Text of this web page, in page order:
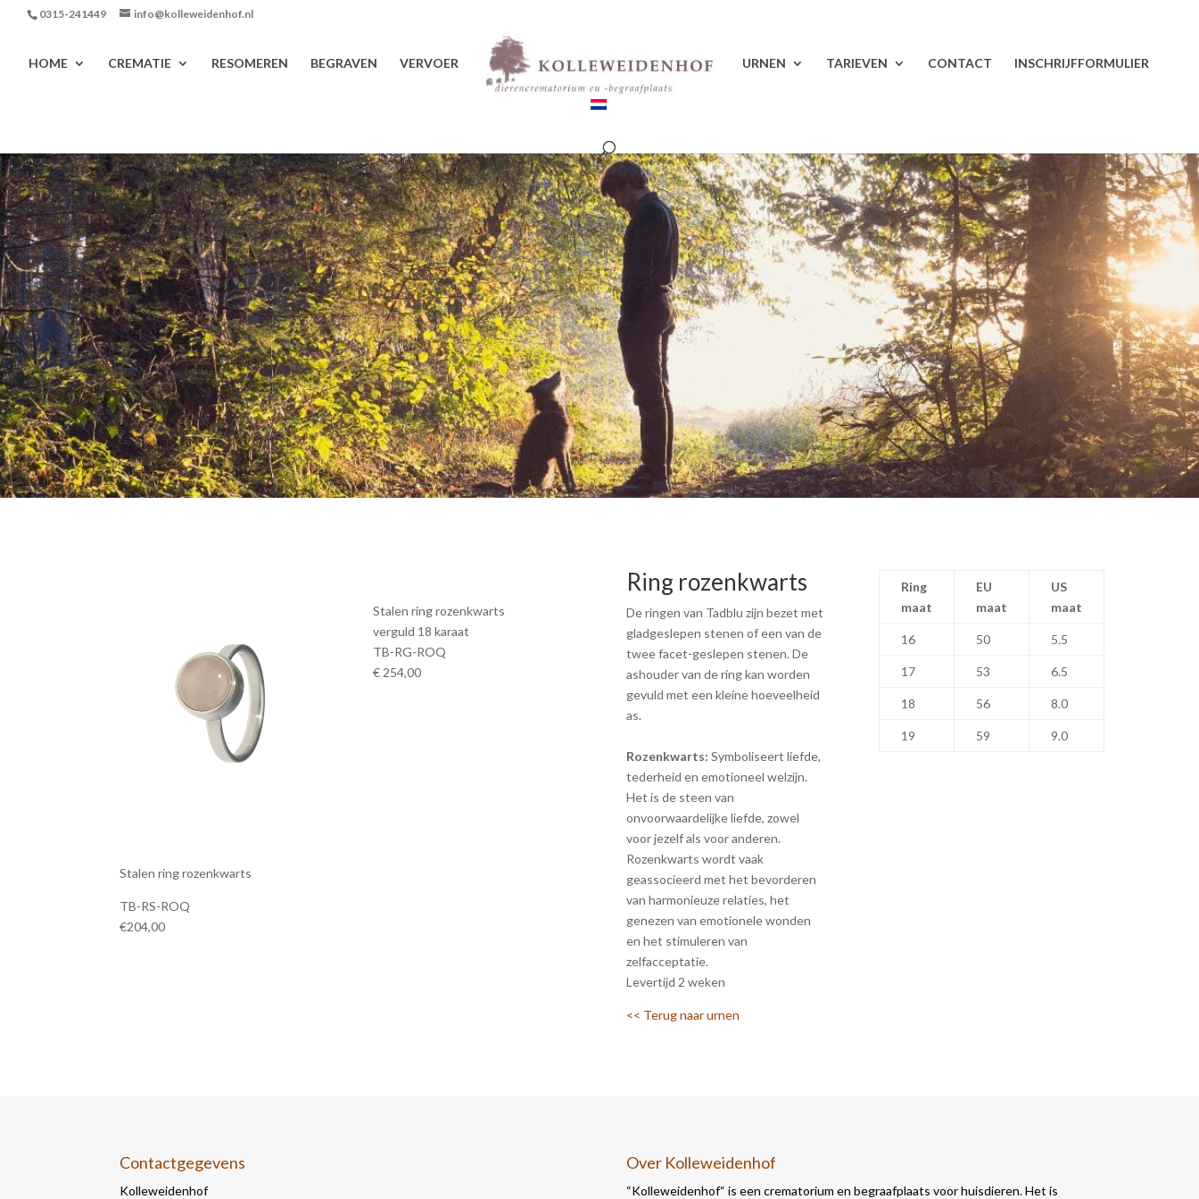
0315-241449 info@kolleweidenhof.nl
HOME CREMATIE RESOMEREN BEGRAVEN VERVOER URNEN TARIEVEN CONTACT INSCHRIJFFORMULIER
Stalen ring rozenkwarts
TB-RS-ROQ
€204,00
Stalen ring rozenkwarts
verguld 18 karaat
TB-RG-ROQ
€ 254,00
Ring rozenkwarts
De ringen van Tadblu zijn bezet met
gladgeslepen stenen of een van de
twee facet-geslepen stenen. De
ashouder van de ring kan worden
gevuld met een kleine hoeveelheid
as.
Rozenkwarts: Symboliseert liefde,
tederheid en emotioneel welzijn.
Het is de steen van
onvoorwaardelijke liefde, zowel
voor jezelf als voor anderen.
Rozenkwarts wordt vaak
geassocieerd met het bevorderen
van harmonieuze relaties, het
genezen van emotionele wonden
en het stimuleren van
zelfacceptatie.
Levertijd 2 weken
<< Terug naar urnen
Ring
maat
EU
maat
US
maat
16 50 5.5
17 53 6.5
18 56 8.0
19 59 9.0
Contactgegevens
Kolleweidenhof
Over Kolleweidenhof
“Kolleweidenhof“ is een crematorium en begraafplaats voor huisdieren. Het is